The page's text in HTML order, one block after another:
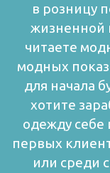
в розницу
жизненной
читаете
модных
для начала
хотите
одежду
первых
или среди